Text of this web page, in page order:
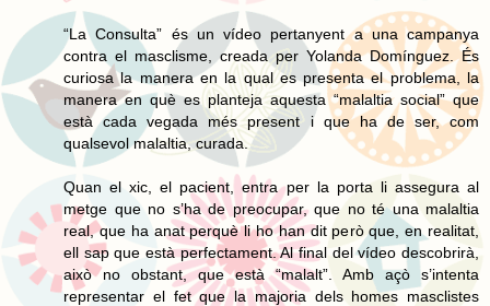
“La Consulta” és un vídeo pertanyent a una campanya
contra el masclisme, creada per Yolanda Domínguez. És
curiosa la manera en la qual es presenta el problema, la
manera en què es planteja aquesta “malaltia social” que
està cada vegada més present i que ha de ser, com
qualsevol malaltia, curada.
Quan el xic, el pacient, entra per la porta li assegura al
metge que no s’ha de preocupar, que no té una malaltia
real, que ha anat perquè li ho han dit però que, en realitat,
ell sap que està perfectament. Al final del vídeo descobrirà,
això no obstant, que està “malalt”. Amb açò s’intenta
representar el fet que la majoria dels homes masclistes